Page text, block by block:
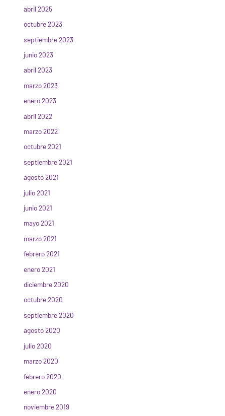
abril 2025
octubre 2023
septiembre 2023
junio 2023
abril 2023
marzo 2023
enero 2023
abril 2022
marzo 2022
octubre 2021
septiembre 2021
agosto 2021
julio 2021
junio 2021
mayo 2021
marzo 2021
febrero 2021
enero 2021
diciembre 2020
octubre 2020
septiembre 2020
agosto 2020
julio 2020
marzo 2020
febrero 2020
enero 2020
noviembre 2019